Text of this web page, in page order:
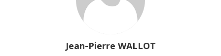
Jean-Pierre WALLOT